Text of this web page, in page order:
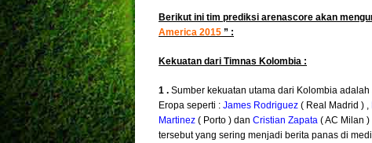
Berikut ini tim prediksi arenascore akan
America 2015 ” :
Kekuatan dari Timnas Kolombia :
1 . Sumber kekuatan utama dari Kolombia
Eropa seperti : James Rodriguez ( Real Madrid ) ,
Martinez ( Porto ) dan Cristian Zapata ( AC Milan
tersebut yang sering menjadi berita panas di